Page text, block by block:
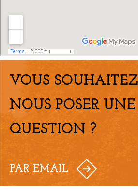
VOUS SOUHAITEZ
NOUS POSER UNE
QUESTION ?
PAR EMAIL